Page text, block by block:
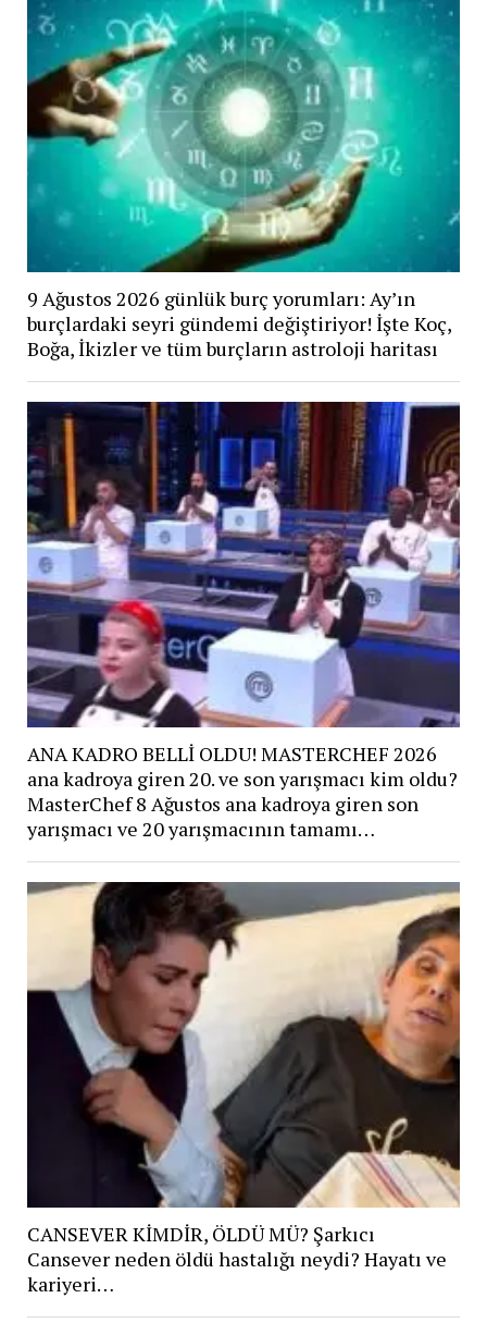
9 Ağustos 2026 günlük burç yorumları: Ay’ın
burçlardaki seyri gündemi değiştiriyor! İşte Koç,
Boğa, İkizler ve tüm burçların astroloji haritası
ANA KADRO BELLİ OLDU! MASTERCHEF 2026
ana kadroya giren 20. ve son yarışmacı kim oldu?
MasterChef 8 Ağustos ana kadroya giren son
yarışmacı ve 20 yarışmacının tamamı…
CANSEVER KİMDİR, ÖLDÜ MÜ? Şarkıcı
Cansever neden öldü hastalığı neydi? Hayatı ve
kariyeri…